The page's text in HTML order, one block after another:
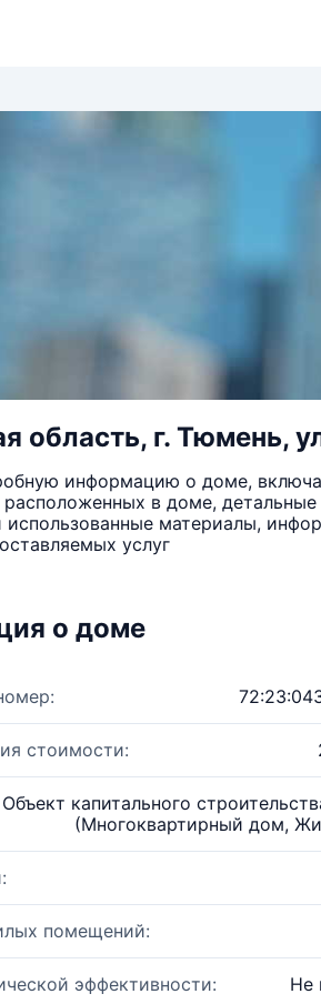
область, г. Тюмень,
информацию о доме,
в доме,
использованные материалы,
услуг
о доме
стоимости:
Объект капитального
(Многоквартирный дом,
помещений:
эффективности: Не